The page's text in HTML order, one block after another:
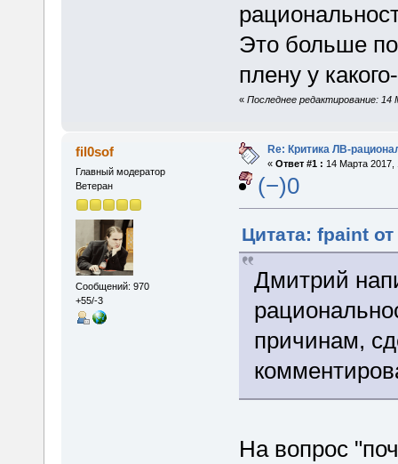
Это больше
плену у
« Последнее редактирование:
fil0sof
Главный модератор
Ветеран
Сообщений: 970
+55/-3
Re: Критика ЛВ-
« Ответ #1 : 14 Марта 2017,
(−)0
Цитата: fpaint
Дмитрий
причинам,
На вопрос